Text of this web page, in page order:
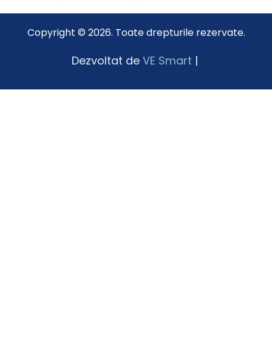
Copyright © 2026. Toate drepturile rezervate.
Dezvoltat de VE Smart |